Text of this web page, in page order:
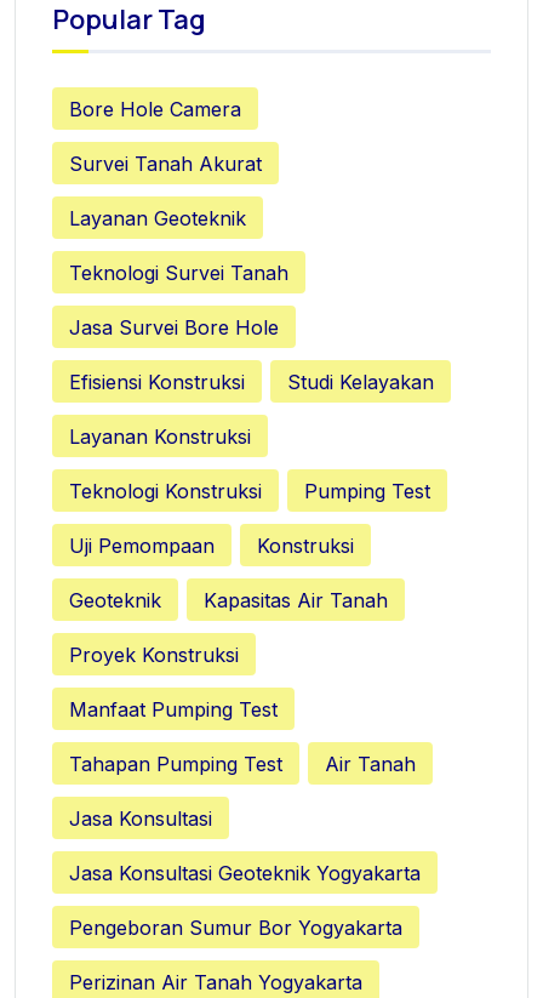
Popular Tag
Bore Hole Camera
Survei Tanah Akurat
Layanan Geoteknik
Teknologi Survei Tanah
Jasa Survei Bore Hole
Efisiensi Konstruksi Studi Kelayakan
Layanan Konstruksi
Teknologi Konstruksi Pumping Test
Uji Pemompaan Konstruksi
Geoteknik Kapasitas Air Tanah
Proyek Konstruksi
Manfaat Pumping Test
Tahapan Pumping Test Air Tanah
Jasa Konsultasi
Jasa Konsultasi Geoteknik Yogyakarta
Pengeboran Sumur Bor Yogyakarta
Perizinan Air Tanah Yogyakarta